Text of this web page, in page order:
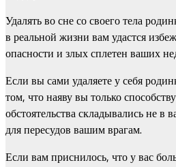
Удалять во сне со своего тела
в реальной жизни вам удастся
опасности и злых сплетен ваших
Если вы сами удаляете у себя
том, что наяву вы только
обстоятельства складывались не в
для пересудов вашим врагам.
Если вам приснилось, что у вас